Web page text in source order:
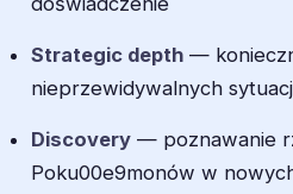
Strategic depth —
nieprzewidywalnych
Discovery — poznawanie
Poku00e9monów w